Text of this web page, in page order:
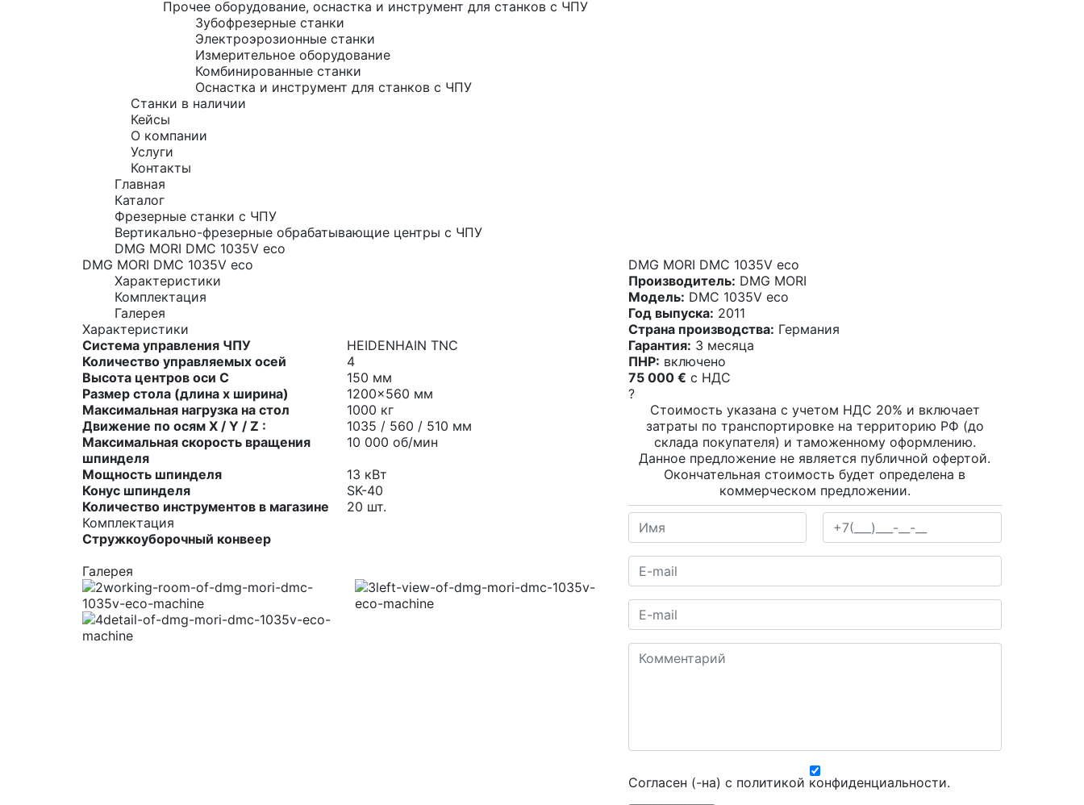
Прочее оборудование, оснастка и инструмент для станков с ЧПУ
Зубофрезерные станки
Электроэрозионные станки
Измерительное оборудование
Комбинированные станки
Оснастка и инструмент для станков с ЧПУ
Станки в наличии
Кейсы
О компании
Услуги
Контакты
Главная
Каталог
Фрезерные станки с ЧПУ
Вертикально-фрезерные обрабатывающие центры с ЧПУ
DMG MORI DMC 1035V eco
DMG MORI DMC 1035V eco
Характеристики
Комплектация
Галерея
Характеристики
Система управления ЧПУ
HEIDENHAIN TNC
Количество управляемых осей
4
Высота центров оси C
150 мм
Размер стола (длина х ширина)
1200x560 мм
Максимальная нагрузка на стол
1000 кг
Движение по осям X / Y / Z :
1035 / 560 / 510 мм
Максимальная скорость вращения
шпинделя
10 000 об/мин
Мощность шпинделя
13 кВт
Конус шпинделя
SK-40
Количество инструментов в магазине
20 шт.
Комплектация
Стружкоуборочный конвеер
Галерея
DMG MORI DMC 1035V eco
Производитель: DMG MORI
Модель: DMC 1035V eco
Год выпуска: 2011
Страна производства: Германия
Гарантия: 3 месяца
ПНР: включено
75 000 € c НДС
?
Стоимость указана с учетом НДС 20% и включает
затраты по транспортировке на территорию РФ (до
склада покупателя) и таможенному оформлению.
Данное предложение не является публичной офертой.
Окончательная стоимость будет определена в
коммерческом предложении.
Согласен (-на) с политикой конфиденциальности.